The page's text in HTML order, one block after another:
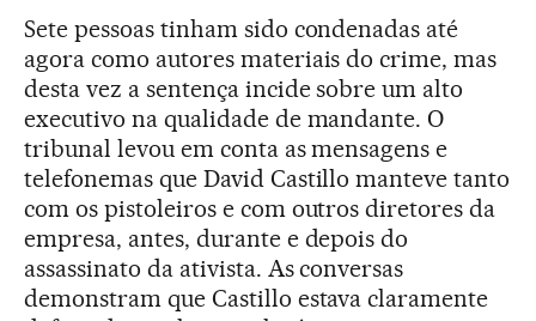
Sete pessoas tinham sido condenadas até
agora como autores materiais do crime, mas
desta vez a sentença incide sobre um alto
executivo na qualidade de mandante. O
tribunal levou em conta as mensagens e
telefonemas que David Castillo manteve tanto
com os pistoleiros e com outros diretores da
empresa, antes, durante e depois do
assassinato da ativista. As conversas
demonstram que Castillo estava claramente